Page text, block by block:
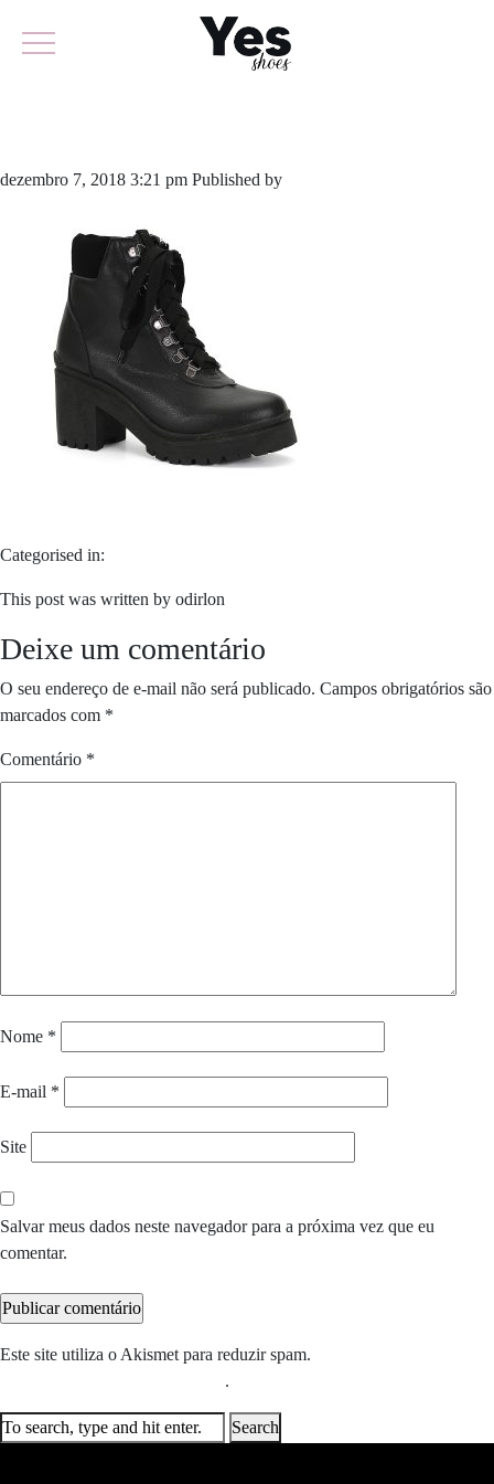
dezembro 7, 2018 3:21 pm Published by
Categorised in:
This post was written by odirlon
Deixe um comentário
O seu endereço de e-mail não será publicado. Campos obrigatórios são
marcados com *
Comentário *
Nome *
E-mail *
Site
Salvar meus dados neste navegador para a próxima vez que eu
comentar.
Este site utiliza o Akismet para reduzir spam.
.
Search